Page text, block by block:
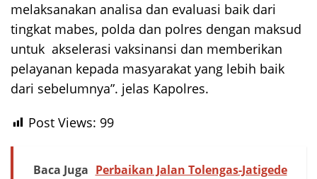
melaksanakan analisa dan evaluasi baik dari
tingkat mabes, polda dan polres dengan maksud
untuk akselerasi vaksinansi dan memberikan
pelayanan kepada masyarakat yang lebih baik
dari sebelumnya”. jelas Kapolres.
Post Views: 99
Baca Juga Perbaikan Jalan Tolengas-Jatigede